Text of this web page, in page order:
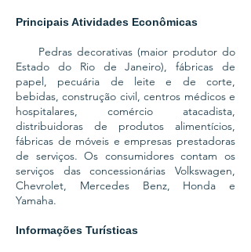
Principais Atividades Econômicas
Pedras decorativas (maior produtor do
Estado do Rio de Janeiro), fábricas de
papel, pecuária de leite e de corte,
bebidas, construção civil, centros médicos e
hospitalares, comércio atacadista,
distribuidoras de produtos alimentícios,
fábricas de móveis e empresas prestadoras
de serviços. Os consumidores contam os
serviços das concessionárias Volkswagen,
Chevrolet, Mercedes Benz, Honda e
Yamaha.
Informações Turísticas